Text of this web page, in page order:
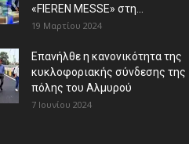
«FIEREN MESSE» στη...
19 Μαρτίου 2024
Επανήλθε η κανονικότητα της
κυκλοφοριακής σύνδεσης της
πόλης του Αλμυρού
7 Ιουνίου 2024